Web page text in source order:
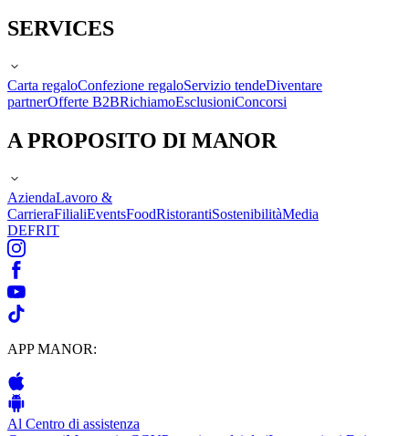
SERVICES
Carta regaloConfezione regaloServizio tendeDiventare
partnerOfferte B2BRichiamoEsclusioniConcorsi
A PROPOSITO DI MANOR
AziendaLavoro &
CarrieraFilialiEventsFoodRistorantiSostenibilitàMedia
DEFRIT
APP MANOR:
Al Centro di assistenza